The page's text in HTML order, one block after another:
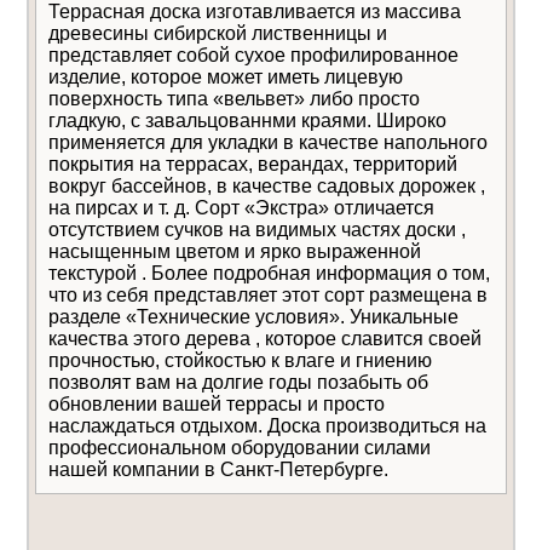
Террасная доска изготавливается из массива
древесины сибирской лиственницы и
представляет собой сухое профилированное
изделие, которое может иметь лицевую
поверхность типа «вельвет» либо просто
гладкую, с завальцованнми краями. Широко
применяется для укладки в качестве напольного
покрытия на террасах, верандах, территорий
вокруг бассейнов, в качестве садовых дорожек ,
на пирсах и т. д. Сорт «Экстра» отличается
отсутствием cучков на видимых частях доски ,
насыщенным цветом и ярко выраженной
текстурой . Более подробная информация о том,
что из себя представляет этот сорт размещена в
разделе «Технические условия». Уникальные
качества этого дерева , которое славится своей
прочностью, стойкостью к влаге и гниению
позволят вам на долгие годы позабыть об
обновлении вашей террасы и просто
наслаждаться отдыхом. Доска производиться на
профессиональном оборудовании силами
нашей компании в Санкт-Петербурге.
Отправить Даюсогласие на обработку
персональных данных Уведомлять меня о
новых комментариях по электронной почте